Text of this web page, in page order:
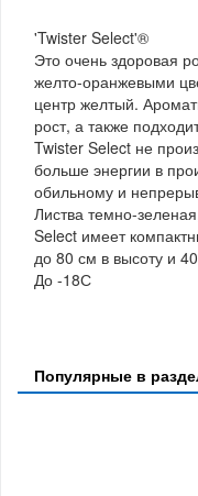
'Twister Select'®
Это очень здоровая
желто-оранжевыми
центр желтый.
рост, а также
Twister Select не
больше энергии в
обильному и
Листва темно-
Select имеет
до 80 см в высоту и
До -18С
Популярные в